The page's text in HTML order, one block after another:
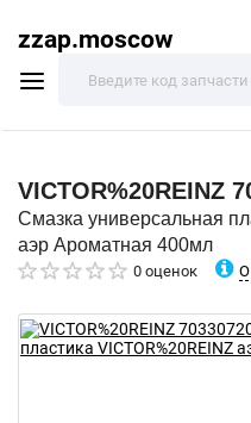
zzap.moscow
VICTOR%20REINZ
Смазка универсальная
аэр Ароматная 400мл
0 оценок О